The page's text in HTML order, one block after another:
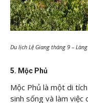
Du lịch Lệ Giang tháng 9 –
5. Mộc Phủ
Mộc Phủ là một di
sinh sống và làm việc